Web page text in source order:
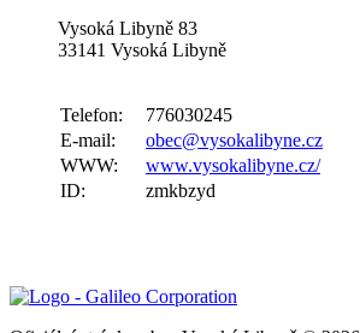
Vysoká Libyně 83
33141 Vysoká Libyně
Telefon:
776030245
E-mail:
obec@vysokalibyne.cz
WWW:
www.vysokalibyne.cz/
ID:
zmkbzyd